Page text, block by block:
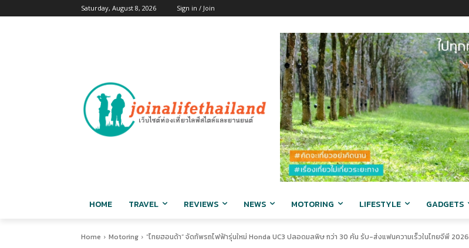
Saturday, August 8, 2026 Sign in / Join
HOME TRAVEL REVIEWS NEWS MOTORING LIFESTYLE GADGETS
Home Motoring “ไทยฮอนด้า” จัดทัพรถไฟฟ้ารุ่นใหม่ Honda UC3 ปลอดมลพิษ กว่า 30 คัน รับ-ส่งแฟนความเร็วในไทยจีพี 2026